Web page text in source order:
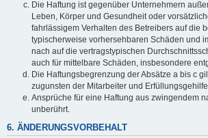
Die Haftung ist gegenüber Unternehmern
Leben, Körper und Gesundheit oder
fahrlässigem Verhalten des Betreibers auf die
typischerweise vorhersehbaren Schäden und
nach auf die vertragstypischen
auch für mittelbare Schäden, insbesondere
Die Haftungsbegrenzung der Absätze a bis c
zugunsten der Mitarbeiter und
Ansprüche für eine Haftung aus zwingendem
unberührt.
6. ÄNDERUNGSVORBEHALT